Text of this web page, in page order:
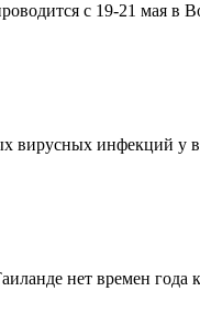
с 19-21 мая в
вирусных инфекций
нет времен